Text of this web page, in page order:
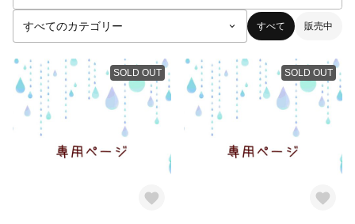
すべて 販売中
SOLD OUT SOLD OUT